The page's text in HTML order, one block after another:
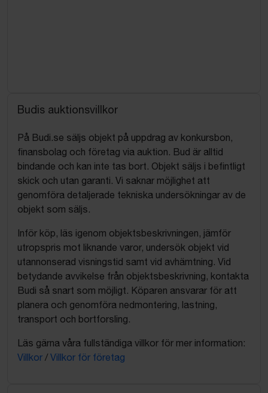
Budis auktionsvillkor
På Budi.se säljs objekt på uppdrag av konkursbon,
finansbolag och företag via auktion. Bud är alltid
bindande och kan inte tas bort. Objekt säljs i befintligt
skick och utan garanti. Vi saknar möjlighet att
genomföra detaljerade tekniska undersökningar av de
objekt som säljs.
Inför köp, läs igenom objektsbeskrivningen, jämför
utropspris mot liknande varor, undersök objekt vid
utannonserad visningstid samt vid avhämtning. Vid
betydande avvikelse från objektsbeskrivning, kontakta
Budi så snart som möjligt. Köparen ansvarar för att
planera och genomföra nedmontering, lastning,
transport och bortforsling.
Läs gärna våra fullständiga villkor för mer information:
Villkor / Villkor för företag